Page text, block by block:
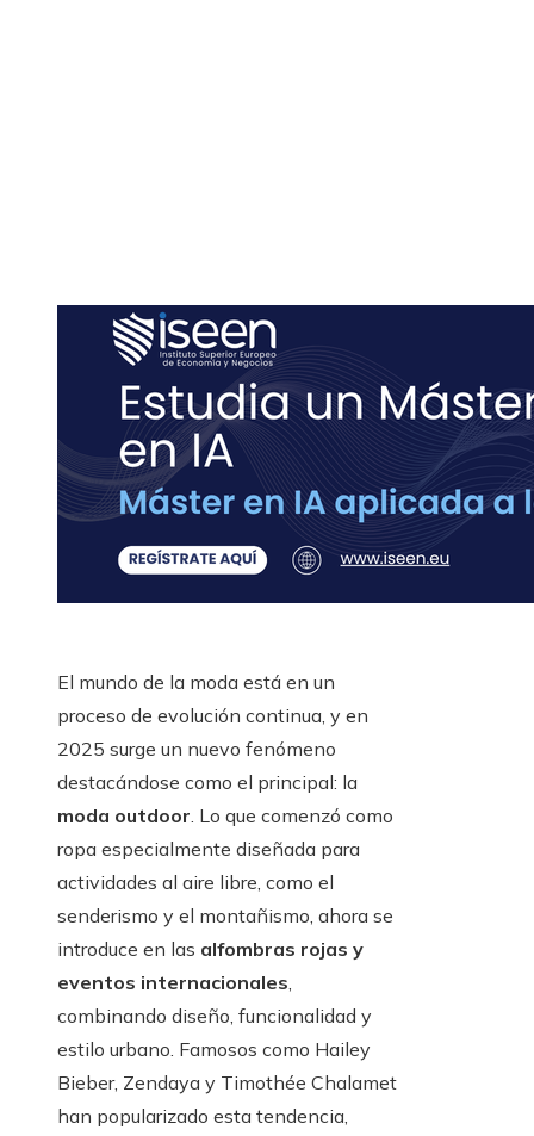
El mundo de la moda está en un
proceso de evolución continua, y en
2025 surge un nuevo fenómeno
destacándose como el principal: la
moda outdoor. Lo que comenzó como
ropa especialmente diseñada para
actividades al aire libre, como el
senderismo y el montañismo, ahora se
introduce en las alfombras rojas y
eventos internacionales,
combinando diseño, funcionalidad y
estilo urbano. Famosos como Hailey
Bieber, Zendaya y Timothée Chalamet
han popularizado esta tendencia,